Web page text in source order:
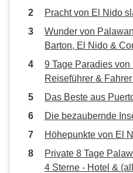
Pracht von El Nido
Wunder von
Barton, El Nido &
9 Tage Paradies
Reiseführer & Fahrer
Das Beste aus
Die bezaubernde
Höhepunkte von El
Private 8 Tage
4 Sterne - Hotel &